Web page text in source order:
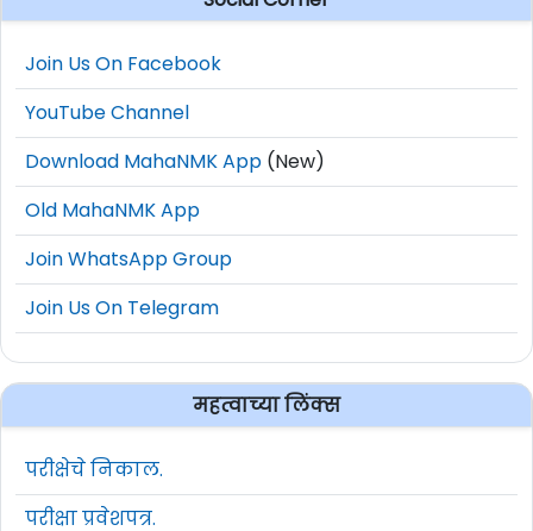
Join Us On Facebook
YouTube Channel
Download MahaNMK App (New)
Old MahaNMK App
Join WhatsApp Group
Join Us On Telegram
महत्वाच्या लिंक्स
परीक्षेचे निकाल.
परीक्षा प्रवेशपत्र.